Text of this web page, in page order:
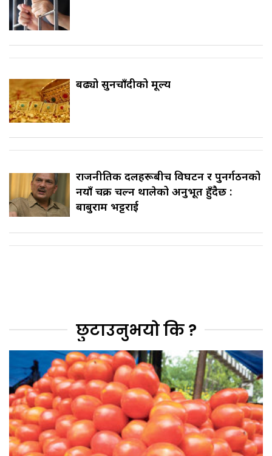
बढ्यो सुनचाँदीको मूल्य
राजनीतिक दलहरूबीच विघटन र पुनर्गठनको
नयाँ चक्र चल्न थालेको अनुभूत हुँदैछ :
बाबुराम भट्टराई
छुटाउनुभयो कि ?